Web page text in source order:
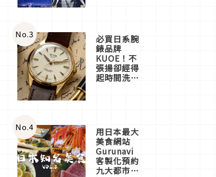
No.3 必買日系腕
錶品牌
KUOE！不
張揚卻經得
起時間洗鍊
No.4 用日本最大
美食網站
Gurunavi
客製化預約
九大都市餐